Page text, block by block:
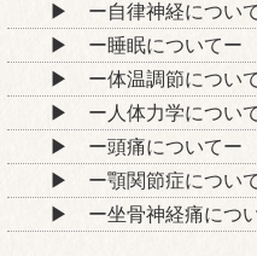
ー自律神経につい
ー睡眠についてー
ー体温調節につい
ー人体力学につい
ー頭痛についてー
ー顎関節症につい
ー坐骨神経痛につ